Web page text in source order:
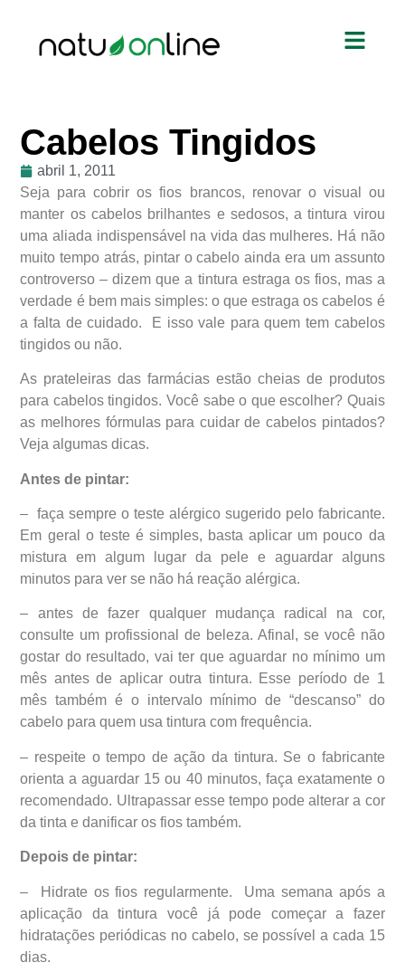
Cabelos Tingidos
abril 1, 2011
Seja para cobrir os fios brancos, renovar o visual ou
manter os cabelos brilhantes e sedosos, a tintura virou
uma aliada indispensável na vida das mulheres. Há não
muito tempo atrás, pintar o cabelo ainda era um assunto
controverso – dizem que a tintura estraga os fios, mas a
verdade é bem mais simples: o que estraga os cabelos é
a falta de cuidado. E isso vale para quem tem cabelos
tingidos ou não.
As prateleiras das farmácias estão cheias de produtos
para cabelos tingidos. Você sabe o que escolher? Quais
as melhores fórmulas para cuidar de cabelos pintados?
Veja algumas dicas.
Antes de pintar:
– faça sempre o teste alérgico sugerido pelo fabricante.
Em geral o teste é simples, basta aplicar um pouco da
mistura em algum lugar da pele e aguardar alguns
minutos para ver se não há reação alérgica.
– antes de fazer qualquer mudança radical na cor,
consulte um profissional de beleza. Afinal, se você não
gostar do resultado, vai ter que aguardar no mínimo um
mês antes de aplicar outra tintura. Esse período de 1
mês também é o intervalo mínimo de “descanso” do
cabelo para quem usa tintura com frequência.
– respeite o tempo de ação da tintura. Se o fabricante
orienta a aguardar 15 ou 40 minutos, faça exatamente o
recomendado. Ultrapassar esse tempo pode alterar a cor
da tinta e danificar os fios também.
Depois de pintar:
– Hidrate os fios regularmente. Uma semana após a
aplicação da tintura você já pode começar a fazer
hidratações periódicas no cabelo, se possível a cada 15
dias.